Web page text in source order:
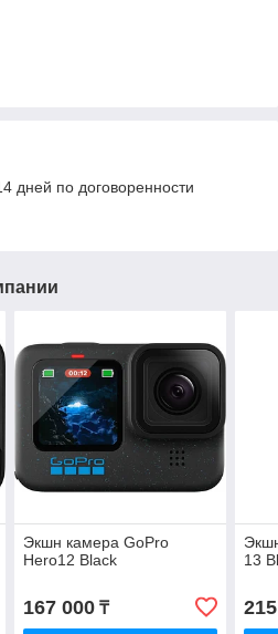
дней по договоренности
Экшн камера GoPro
Hero12 Black
167 000₸
13